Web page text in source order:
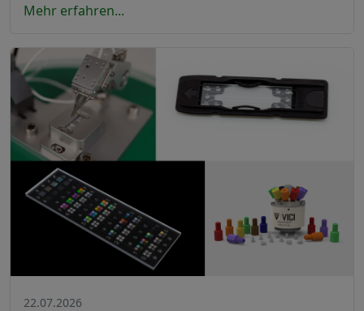
Mehr erfahren...
22.07.2026